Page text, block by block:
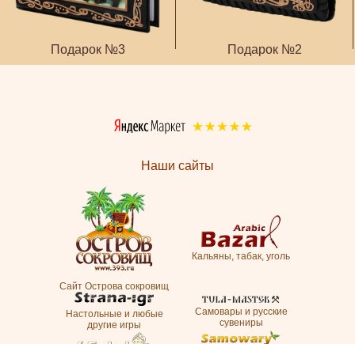
Подарок №3 Подарок №2
Наши сайты
Сайт Острова сокровищ
Кальяны, табак, уголь
Настольные и любые
другие игры
Самовары и русские
сувениры